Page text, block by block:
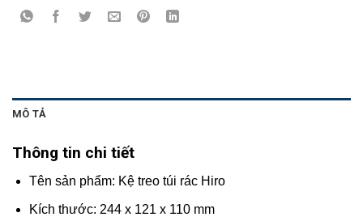
MÔ TẢ
Thông tin chi tiết
Tên sản phẩm: Kệ treo túi rác Hiro
Kích thước: 244 x 121 x 110 mm